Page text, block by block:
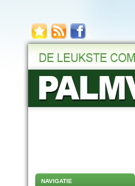
NAVIGATIE